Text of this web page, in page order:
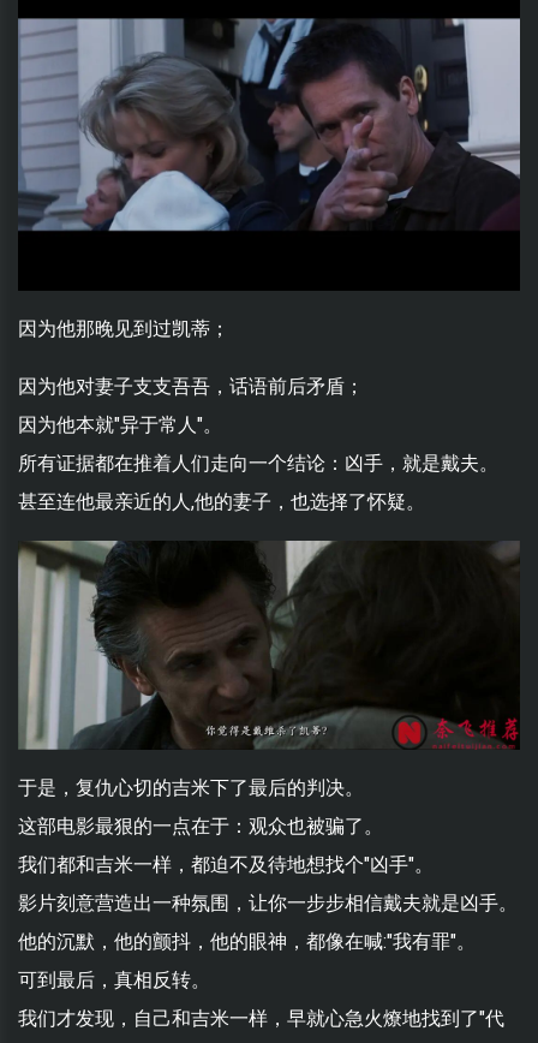
因为他那晚见到过凯蒂；
因为他对妻子支支吾吾，话语前后矛盾；
因为他本就"异于常人"。
所有证据都在推着人们走向一个结论：凶手，就是戴夫。
甚至连他最亲近的人,他的妻子，也选择了怀疑。
于是，复仇心切的吉米下了最后的判决。
这部电影最狠的一点在于：观众也被骗了。
我们都和吉米一样，都迫不及待地想找个"凶手"。
影片刻意营造出一种氛围，让你一步步相信戴夫就是凶手。
他的沉默，他的颤抖，他的眼神，都像在喊:"我有罪"。
可到最后，真相反转。
我们才发现，自己和吉米一样，早就心急火燎地找到了"代